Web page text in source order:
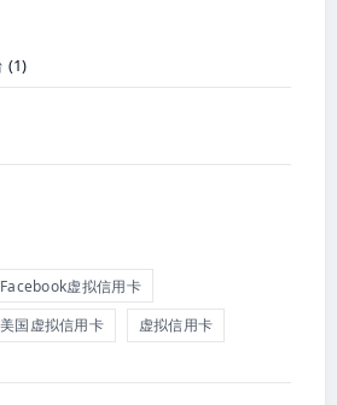
(1)
Facebook虚拟信用卡
美国虚拟信用卡 虚拟信用卡